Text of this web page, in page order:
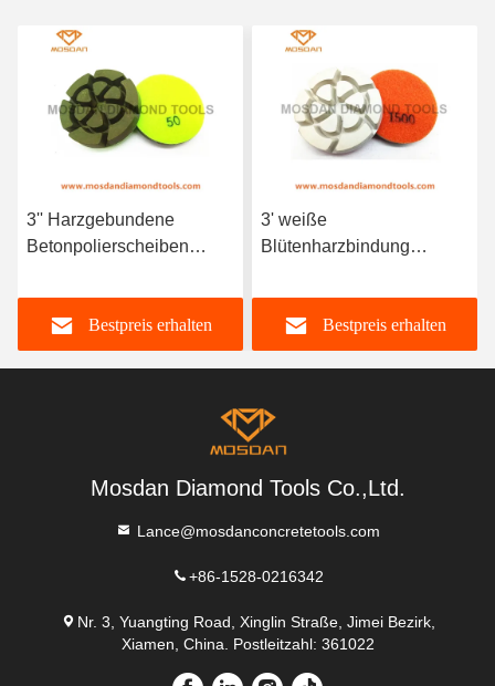
3'' Harzgebundene
Betonpolierscheiben
Bestpreis erhalten
3' weiße
Blütenharzbindung
Dicke
Bestpreis erhalten
Mosdan Diamond Tools Co.,Ltd.
Lance@mosdanconcretetools.com
+86-1528-0216342
Nr. 3, Yuangting Road, Xinglin Straße, Jimei Bezirk,
Xiamen, China. Postleitzahl: 361022